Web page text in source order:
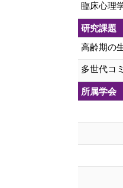
臨床心理
研究課題
高齢期の
多世代コ
所属学会